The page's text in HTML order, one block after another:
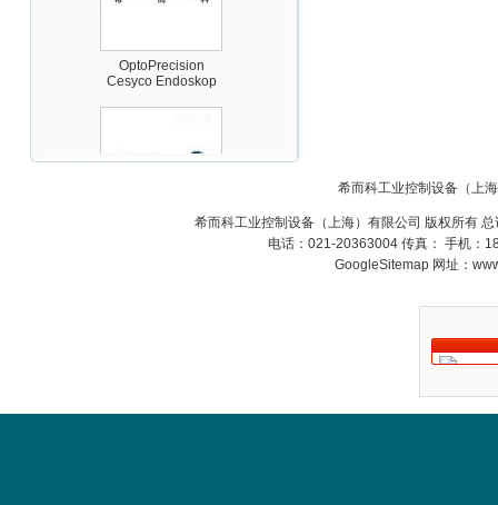
OptoPrecision
Cesyco Endoskop
HTO 38 内窥镜
Inficon Valve型号
希而科工业控制设备（上
希而科工业控制设备（上海）有限公司 版权所有
电话：021-20363004 传真： 手机：
GoogleSitemap网址：